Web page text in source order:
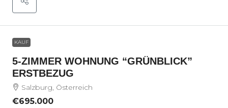
KAUF
5-ZIMMER WOHNUNG “GRÜNBLICK”
ERSTBEZUG
Salzburg, Österreich
€695.000